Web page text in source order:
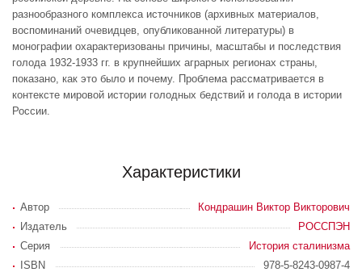
разнообразного комплекса источников (архивных материалов,
воспоминаний очевидцев, опубликованной литературы) в
монографии охарактеризованы причины, масштабы и последствия
голода 1932-1933 гг. в крупнейших аграрных регионах страны,
показано, как это было и почему. Проблема рассматривается в
контексте мировой истории голодных бедствий и голода в истории
России.
Характеристики
Автор
Кондрашин Виктор Викторович
Издатель
РОССПЭН
Серия
История сталинизма
ISBN
978-5-8243-0987-4